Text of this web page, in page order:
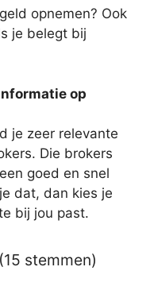
opnemen? Ook
je belegt bij
op
je zeer relevante
Die brokers
goed en snel
dat, dan kies je
bij jou past.
stemmen)